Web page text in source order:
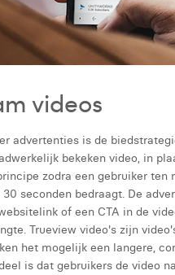
videos
advertenties is de
bekeken video, in
zodra een gebruiker
seconden bedraagt. De
of een CTA in de
Trueview video's zijn
het mogelijk een langere,
is dat gebruikers de video